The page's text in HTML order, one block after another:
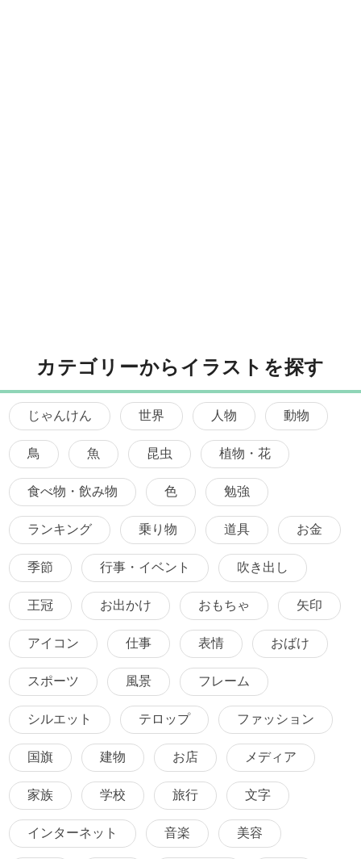
カテゴリーからイラストを探す
じゃんけん 世界 人物 動物
鳥 魚 昆虫 植物・花
食べ物・飲み物 色 勉強
ランキング 乗り物 道具 お金
季節 行事・イベント 吹き出し
王冠 お出かけ おもちゃ 矢印
アイコン 仕事 表情 おばけ
スポーツ 風景 フレーム
シルエット テロップ ファッション
国旗 建物 お店 メディア
家族 学校 旅行 文字
インターネット 音楽 美容